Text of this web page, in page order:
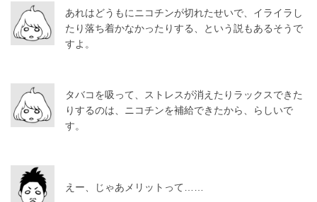
あれはどうもにニコチンが切れたせいで、イライラし
たり落ち着かなかったりする、という説もあるそうで
すよ。
タバコを吸って、ストレスが消えたりラックスできた
りするのは、ニコチンを補給できたから、らしいで
す。
えー、じゃあメリットって……